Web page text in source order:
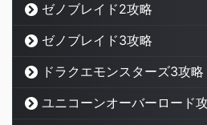
ゼノブレイド2攻略
ゼノブレイド3攻略
ドラクエモンスターズ3攻略
ユニコーンオーバーロード